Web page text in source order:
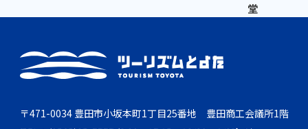
堂
〒471-0034 豊田市小坂本町1丁目25番地 豊田商工会議所1階